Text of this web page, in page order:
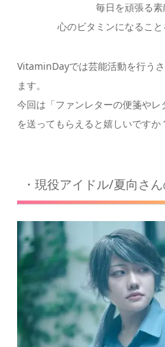
毎日を頑張る
心のビタミンになること
VitaminDayでは芸能活動を行う
ます。
今回は「ファンレターの便箋や
を送ってもらえると嬉しいですか
・現役アイドル/夏向さ